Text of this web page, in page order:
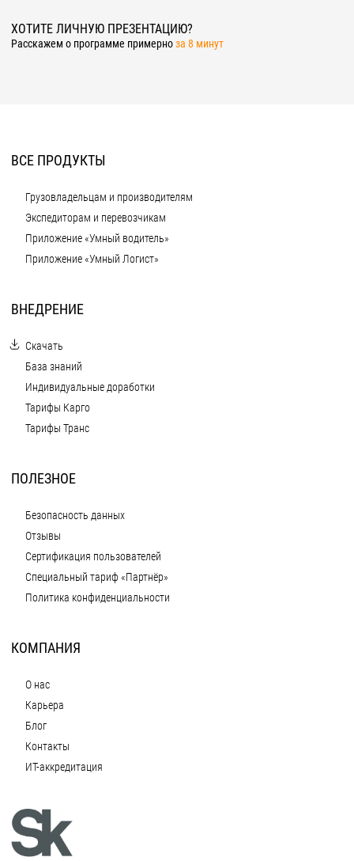
ХОТИТЕ ЛИЧНУЮ ПРЕЗЕНТАЦИЮ?
Расскажем о программе примерноза 8 минут
ВСЕ ПРОДУКТЫ
Грузовладельцам и производителям
Экспедиторам и перевозчикам
Приложение «Умный водитель»
Приложение «Умный Логист»
ВНЕДРЕНИЕ
Скачать
База знаний
Индивидуальные доработки
Тарифы Карго
Тарифы Транс
ПОЛЕЗНОЕ
Безопасность данных
Отзывы
Сертификация пользователей
Специальный тариф «Партнёр»
Политика конфиденциальности
КОМПАНИЯ
О нас
Карьера
Блог
Контакты
ИТ-аккредитация